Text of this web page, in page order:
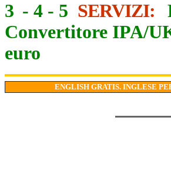
3 - 4 - 5 SERVIZI:
Convertitore IPA/
euro
ENGLISH GRATIS. INGLESE